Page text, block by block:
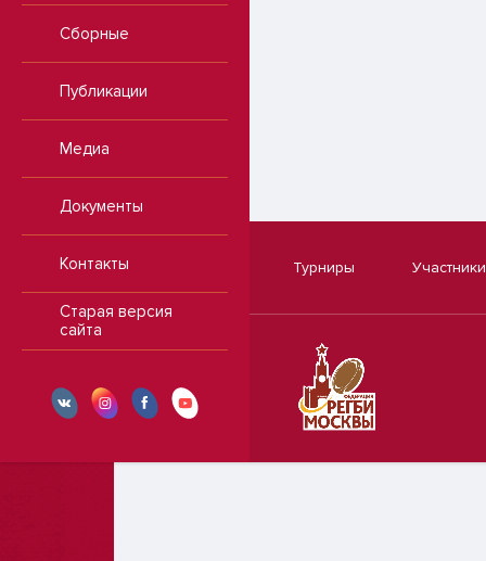
Сборные
Публикации
Медиа
Документы
Контакты
Старая версия
сайта
Турниры Участники